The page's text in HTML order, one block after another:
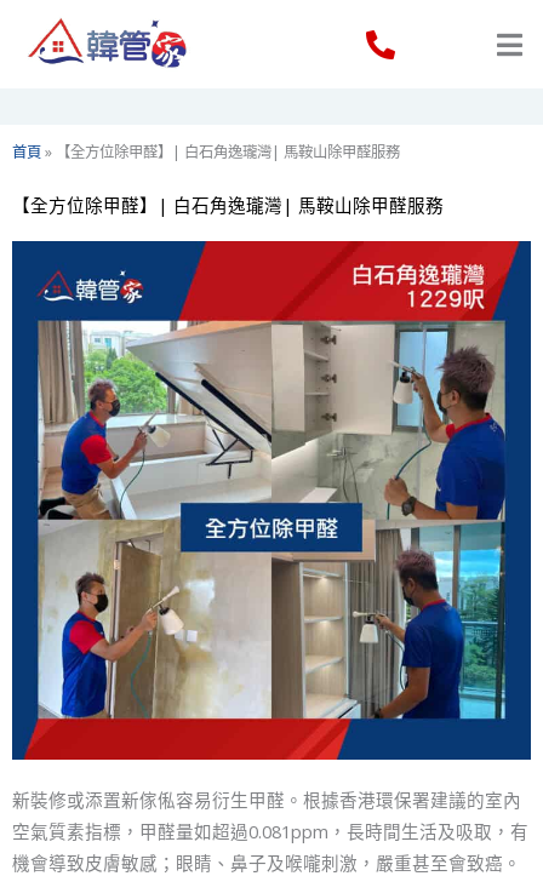
首頁» 【全方位除甲醛】| 白石角逸瓏灣| 馬鞍山除甲醛服務
【全方位除甲醛】| 白石角逸瓏灣| 馬鞍山除甲醛服務
新裝修或添置新傢俬容易衍生甲醛。根據香港環保署建議的室內
空氣質素指標，甲醛量如超過0.081ppm，長時間生活及吸取，有
機會導致皮膚敏感；眼睛、鼻子及喉嚨刺激，嚴重甚至會致癌。